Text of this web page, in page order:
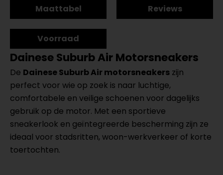
Maattabel Reviews
Voorraad
Dainese Suburb Air Motorsneakers
De Dainese Suburb Air motorsneakers zijn
perfect voor wie op zoek is naar luchtige,
comfortabele en veilige schoenen voor dagelijks
gebruik op de motor. Met een sportieve
sneakerlook en geïntegreerde bescherming zijn ze
ideaal voor stadsritten, woon-werkverkeer of korte
toertochten.